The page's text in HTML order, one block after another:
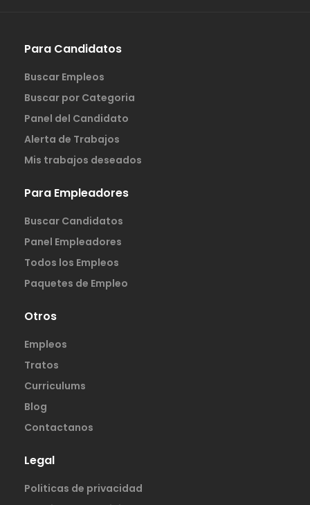
Para Candidatos
Buscar Empleos
Buscar por Categoria
Panel del Candidato
Alerta de Trabajos
Mis trabajos deseados
Para Empleadores
Buscar Candidatos
Panel Empleadores
Todos los Empleos
Paquetes de Empleo
Otros
Empleos
Tratos
Curriculums
Blog
Contactanos
Legal
Politicas de privacidad